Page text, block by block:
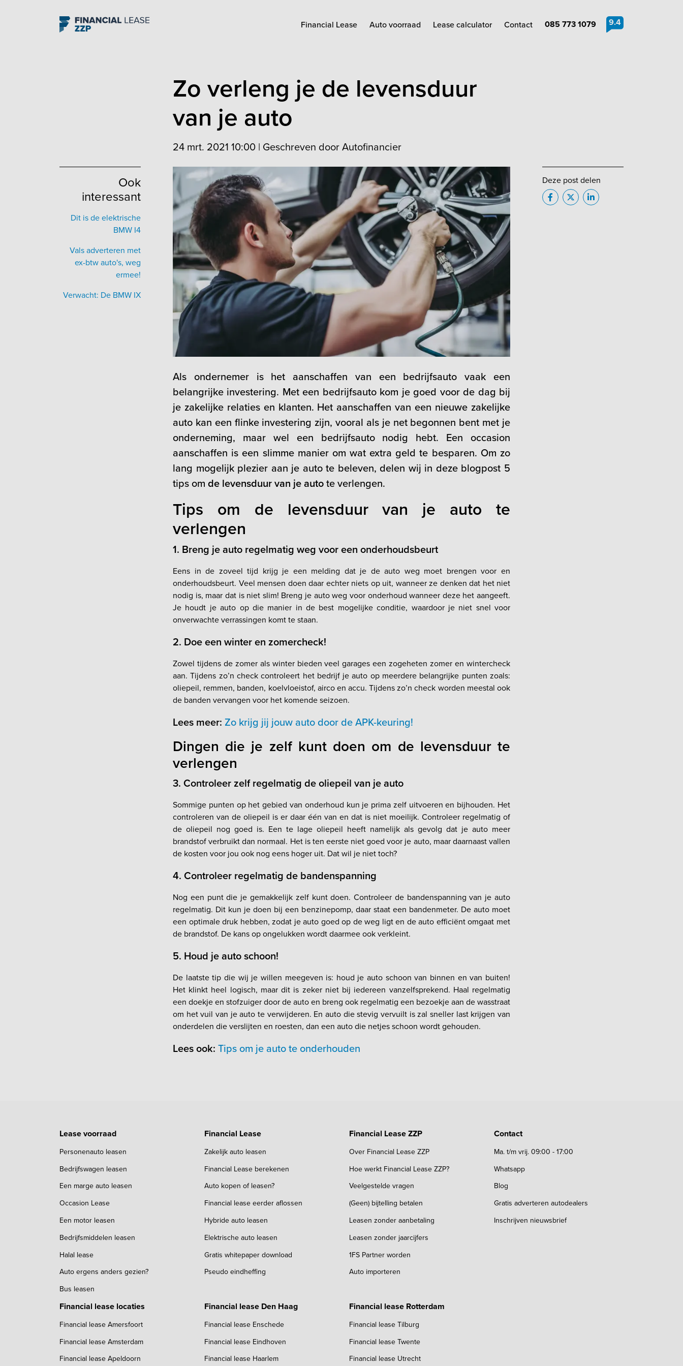
Navigation 9.4
Financial Lease Auto voorraad Lease calculator Contact 085 773 1079
Zo verleng je de levensduur
van je auto
24 mrt. 2021 10:00 | Geschreven door Autofinancier
Ook
interessant
Dit is de elektrische
BMW I4
Vals adverteren met
ex-btw auto's, weg
ermee!
Verwacht: De BMW IX
Deze post delen
Als ondernemer is het aanschaffen van een bedrijfsauto vaak een
belangrijke investering. Met een bedrijfsauto kom je goed voor de dag bij
je zakelijke relaties en klanten. Het aanschaffen van een nieuwe zakelijke
auto kan een flinke investering zijn, vooral als je net begonnen bent met je
onderneming, maar wel een bedrijfsauto nodig hebt. Een occasion
aanschaffen is een slimme manier om wat extra geld te besparen. Om zo
lang mogelijk plezier aan je auto te beleven, delen wij in deze blogpost 5
tips om de levensduur van je autote verlengen.
Tips om de levensduur van je auto te
verlengen
1. Breng je auto regelmatig weg voor een onderhoudsbeurt
Eens in de zoveel tijd krijg je een melding dat je de auto weg moet brengen voor en
onderhoudsbeurt. Veel mensen doen daar echter niets op uit, wanneer ze denken dat het niet
nodig is, maar dat is niet slim! Breng je auto weg voor onderhoud wanneer deze het aangeeft.
Je houdt je auto op die manier in de best mogelijke conditie, waardoor je niet snel voor
onverwachte verrassingen komt te staan.
2. Doe een winter en zomercheck!
Zowel tijdens de zomer als winter bieden veel garages een zogeheten zomer en wintercheck
aan. Tijdens zo’n check controleert het bedrijf je auto op meerdere belangrijke punten zoals:
oliepeil, remmen, banden, koelvloeistof, airco en accu. Tijdens zo’n check worden meestal ook
de banden vervangen voor het komende seizoen.
Lees meer: Zo krijg jij jouw auto door de APK-keuring!
Dingen die je zelf kunt doen om de levensduur te
verlengen
3. Controleer zelf regelmatig de oliepeil van je auto
Sommige punten op het gebied van onderhoud kun je prima zelf uitvoeren en bijhouden. Het
controleren van de oliepeil is er daar één van en dat is niet moeilijk. Controleer regelmatig of
de oliepeil nog goed is. Een te lage oliepeil heeft namelijk als gevolg dat je auto meer
brandstof verbruikt dan normaal. Het is ten eerste niet goed voor je auto, maar daarnaast vallen
de kosten voor jou ook nog eens hoger uit. Dat wil je niet toch?
4. Controleer regelmatig de bandenspanning
Nog een punt die je gemakkelijk zelf kunt doen. Controleer de bandenspanning van je auto
regelmatig. Dit kun je doen bij een benzinepomp, daar staat een bandenmeter. De auto moet
een optimale druk hebben, zodat je auto goed op de weg ligt en de auto efficiënt omgaat met
de brandstof. De kans op ongelukken wordt daarmee ook verkleint.
5. Houd je auto schoon!
De laatste tip die wij je willen meegeven is: houd je auto schoon van binnen en van buiten!
Het klinkt heel logisch, maar dit is zeker niet bij iedereen vanzelfsprekend. Haal regelmatig
een doekje en stofzuiger door de auto en breng ook regelmatig een bezoekje aan de wasstraat
om het vuil van je auto te verwijderen. En auto die stevig vervuilt is zal sneller last krijgen van
onderdelen die verslijten en roesten, dan een auto die netjes schoon wordt gehouden.
Lees ook: Tips om je auto te onderhouden
Lease voorraad
Personenauto leasen
Bedrijfswagen leasen
Een marge auto leasen
Occasion Lease
Een motor leasen
Bedrijfsmiddelen leasen
Halal lease
Auto ergens anders gezien?
Bus leasen
Financial Lease
Zakelijk auto leasen
Financial Lease berekenen
Auto kopen of leasen?
Financial lease eerder aflossen
Hybride auto leasen
Elektrische auto leasen
Gratis whitepaper download
Pseudo eindheffing
Financial Lease ZZP
Over Financial Lease ZZP
Hoe werkt Financial Lease ZZP?
Veelgestelde vragen
(Geen) bijtelling betalen
Leasen zonder aanbetaling
Leasen zonder jaarcijfers
1FS Partner worden
Auto importeren
Contact
Ma. t/m vrij. 09:00 - 17:00
Whatsapp
Blog
Gratis adverteren autodealers
Inschrijven nieuwsbrief
Financial lease locaties
Financial lease Amersfoort
Financial lease Amsterdam
Financial lease Apeldoorn
Financial lease Den Haag
Financial lease Enschede
Financial lease Eindhoven
Financial lease Haarlem
Financial lease Rotterdam
Financial lease Tilburg
Financial lease Twente
Financial lease Utrecht